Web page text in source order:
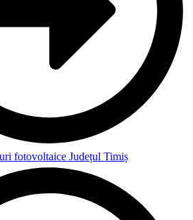
fotovoltaice Județul Timiș